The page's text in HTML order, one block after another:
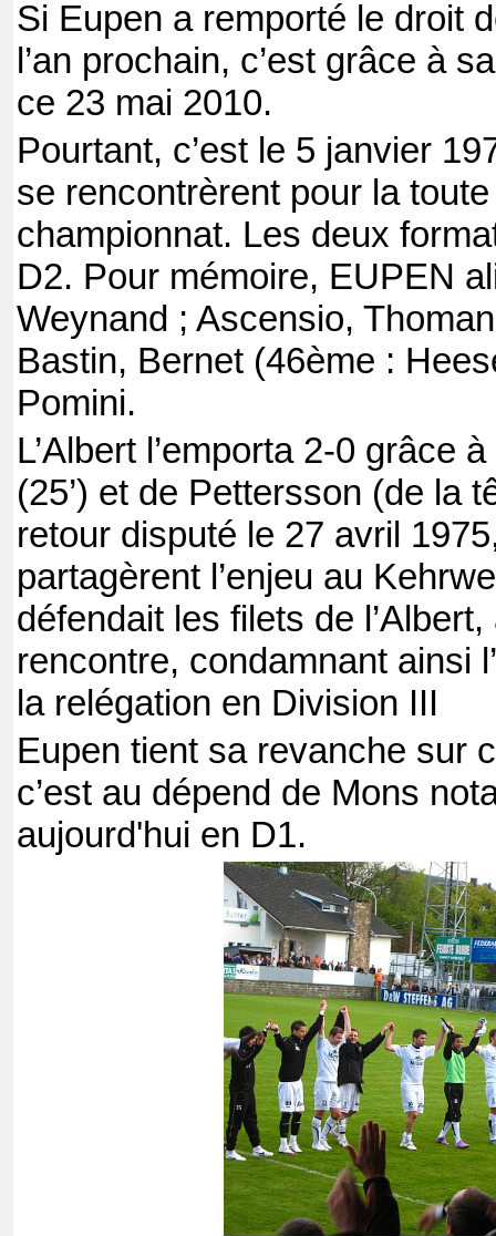
Si Eupen a remporté le droit
l’an prochain, c’est grâce à
ce 23 mai 2010.
Pourtant, c’est le 5 janvier
se rencontrèrent pour la
championnat. Les deux
D2. Pour mémoire, EUPEN
Weynand ; Ascensio,
Bastin, Bernet (46ème :
Pomini.
L’Albert l’emporta 2-0 grâce
(25’) et de Pettersson (de la
retour disputé le 27 avril
partagèrent l’enjeu au
défendait les filets de
rencontre, condamnant ainsi
la relégation en Division III
Eupen tient sa revanche sur
c’est au dépend de Mons
aujourd'hui en D1.